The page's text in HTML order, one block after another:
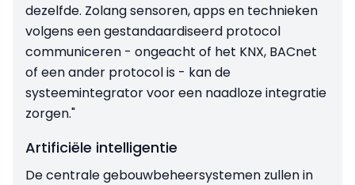
dezelfde. Zolang sensoren, apps en technieken
volgens een gestandaardiseerd protocol
communiceren - ongeacht of het KNX, BACnet
of een ander protocol is - kan de
systeemintegrator voor een naadloze integratie
zorgen."
Artificiële intelligentie
De centrale gebouwbeheersystemen zullen in